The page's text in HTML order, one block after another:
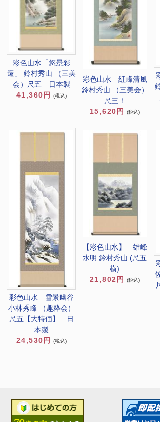
彩色山水「悠景彩
遷」 鈴村秀山 （三美
会）尺五 日本製
41,360円
(税込)
彩色山水 紅峰清風
鈴村秀山 （三美会）
尺三！
15,620円
(税込)
彩色山水 雪景幽谷
小林秀峰 （趣粋会）
尺五【大特価】 日
本製
24,530円
(税込)
【彩色山水】 雄峰
水明 鈴村秀山 (尺五
横)
21,802円
(税込)